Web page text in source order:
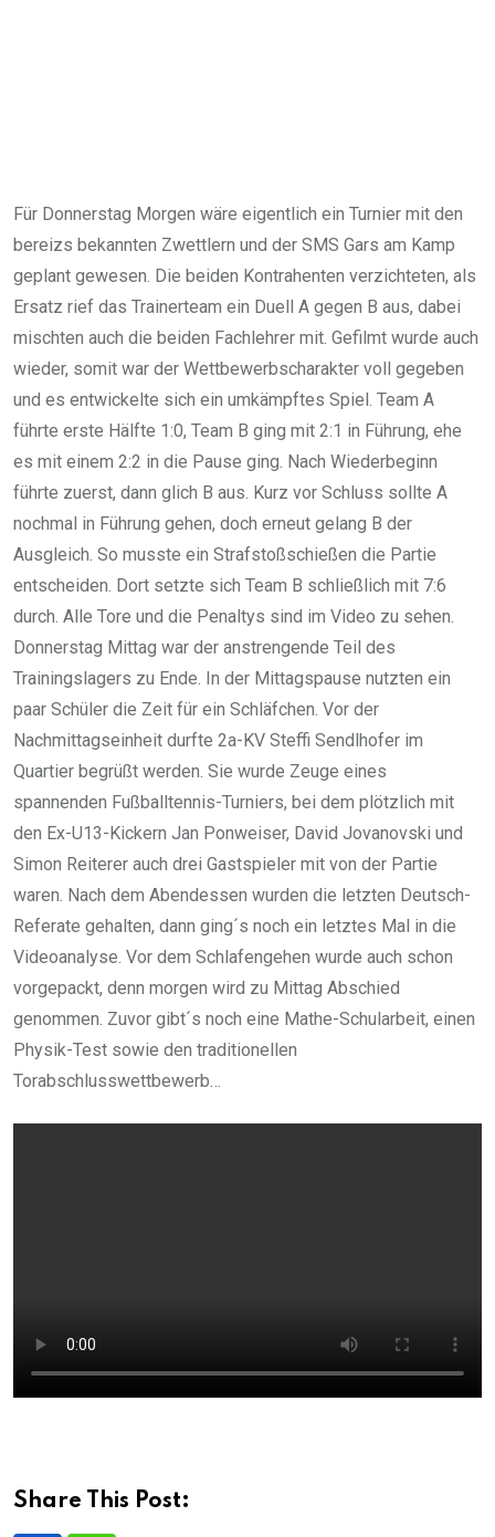
Für Donnerstag Morgen wäre eigentlich ein Turnier mit den
bereizs bekannten Zwettlern und der SMS Gars am Kamp
geplant gewesen. Die beiden Kontrahenten verzichteten, als
Ersatz rief das Trainerteam ein Duell A gegen B aus, dabei
mischten auch die beiden Fachlehrer mit. Gefilmt wurde auch
wieder, somit war der Wettbewerbscharakter voll gegeben
und es entwickelte sich ein umkämpftes Spiel. Team A
führte erste Hälfte 1:0, Team B ging mit 2:1 in Führung, ehe
es mit einem 2:2 in die Pause ging. Nach Wiederbeginn
führte zuerst, dann glich B aus. Kurz vor Schluss sollte A
nochmal in Führung gehen, doch erneut gelang B der
Ausgleich. So musste ein Strafstoßschießen die Partie
entscheiden. Dort setzte sich Team B schließlich mit 7:6
durch. Alle Tore und die Penaltys sind im Video zu sehen.
Donnerstag Mittag war der anstrengende Teil des
Trainingslagers zu Ende. In der Mittagspause nutzten ein
paar Schüler die Zeit für ein Schläfchen. Vor der
Nachmittagseinheit durfte 2a-KV Steffi Sendlhofer im
Quartier begrüßt werden. Sie wurde Zeuge eines
spannenden Fußballtennis-Turniers, bei dem plötzlich mit
den Ex-U13-Kickern Jan Ponweiser, David Jovanovski und
Simon Reiterer auch drei Gastspieler mit von der Partie
waren. Nach dem Abendessen wurden die letzten Deutsch-
Referate gehalten, dann ging´s noch ein letztes Mal in die
Videoanalyse. Vor dem Schlafengehen wurde auch schon
vorgepackt, denn morgen wird zu Mittag Abschied
genommen. Zuvor gibt´s noch eine Mathe-Schularbeit, einen
Physik-Test sowie den traditionellen
Torabschlusswettbewerb…
Share This Post: